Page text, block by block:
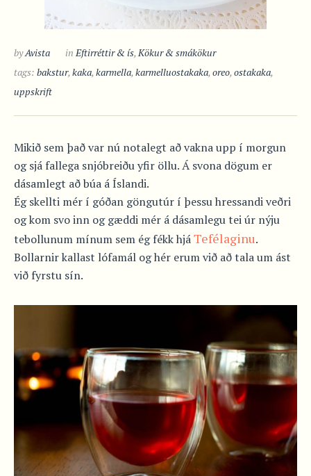
byAvista in Eftirréttir & ís,Kökur & smákökur
tags: bakstur,kaka,karmella,karmelluostakaka,oreo,ostakaka,
uppskrift
Mikið sem það var nú notalegt að vakna upp í morgun
og sjá fallega snjóbreiðu yfir öllu. Á svona dögum er
dásamlegt að búa á Íslandi.
Ég skellti mér í góðan göngutúr í þessu hressandi veðri
og kom svo inn og gæddi mér á dásamlegu tei úr nýju
tebollunum mínum sem ég fékk hjáTefélaginu.
Bollarnir kallast lófamál og hér erum við að tala um ást
við fyrstu sín.